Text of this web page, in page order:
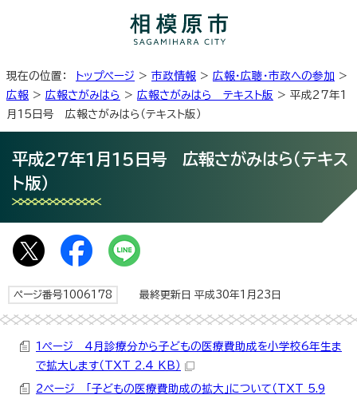
現在の位置： トップページ > 市政情報 > 広報・広聴・市政への参加 >
広報 > 広報さがみはら > 広報さがみはら テキスト版 > 平成27年1
月15日号 広報さがみはら（テキスト版）
平成27年1月15日号 広報さがみはら（テキス
ト版）
ページ番号1006178 最終更新日 平成30年1月23日
1ページ 4月診療分から子どもの医療費助成を小学校6年生ま
で拡大します（TXT 2.4 KB）
2ページ 「子どもの医療費助成の拡大」について（TXT 5.9